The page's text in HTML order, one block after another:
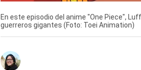
En este episodio del anime "One Piece",
guerreros gigantes (Foto: Toei Animation)